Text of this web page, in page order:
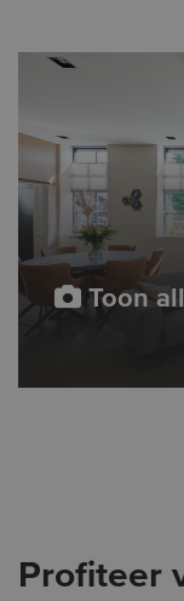
Toon
Profiteer